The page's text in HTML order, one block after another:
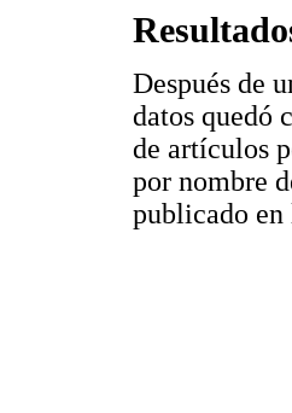
Después de
datos quedó
de artículos
por nombre
publicado en